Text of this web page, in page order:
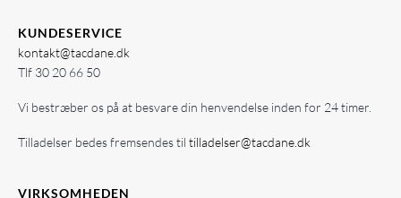
KUNDESERVICE
kontakt@tacdane.dk
Tlf 30 20 66 50
Vi bestræber os på at besvare din henvendelse inden for 24 timer.
Tilladelser bedes fremsendes til tilladelser@tacdane.dk
VIRKSOMHEDEN